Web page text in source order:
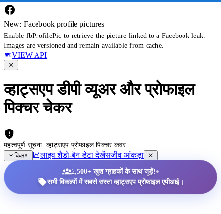
New: Facebook profile pictures
Enable fbProfilePic to retrieve the picture linked to a Facebook leak.
Images are versioned and remain available from cache.
VIEW API
व्हाट्सएप डीपी व्यूअर और प्रोफाइल
पिक्चर चेकर
महत्वपूर्ण सूचना: व्हाट्सएप प्रोफाइल पिक्चर कवर
विवरण
लाइव शैडो-बैन डेटा देखेंसजीव आंकड़ा
2,500+ खुश ग्राहकों के साथ जुड़ें!•
सभी विकल्पों में सबसे सस्ता व्हाट्सएप प्रोफ़ाइल एपीआई।